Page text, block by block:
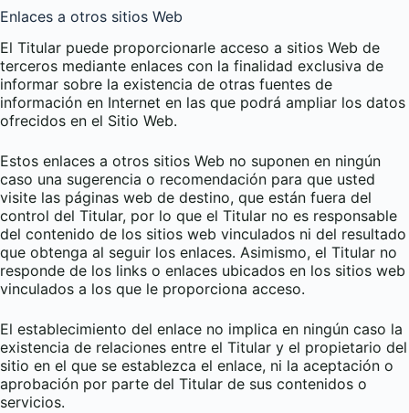
Enlaces a otros sitios Web
El Titular puede proporcionarle acceso a sitios Web de
terceros mediante enlaces con la finalidad exclusiva de
informar sobre la existencia de otras fuentes de
información en Internet en las que podrá ampliar los datos
ofrecidos en el Sitio Web.
Estos enlaces a otros sitios Web no suponen en ningún
caso una sugerencia o recomendación para que usted
visite las páginas web de destino, que están fuera del
control del Titular, por lo que el Titular no es responsable
del contenido de los sitios web vinculados ni del resultado
que obtenga al seguir los enlaces. Asimismo, el Titular no
responde de los links o enlaces ubicados en los sitios web
vinculados a los que le proporciona acceso.
El establecimiento del enlace no implica en ningún caso la
existencia de relaciones entre el Titular y el propietario del
sitio en el que se establezca el enlace, ni la aceptación o
aprobación por parte del Titular de sus contenidos o
servicios.